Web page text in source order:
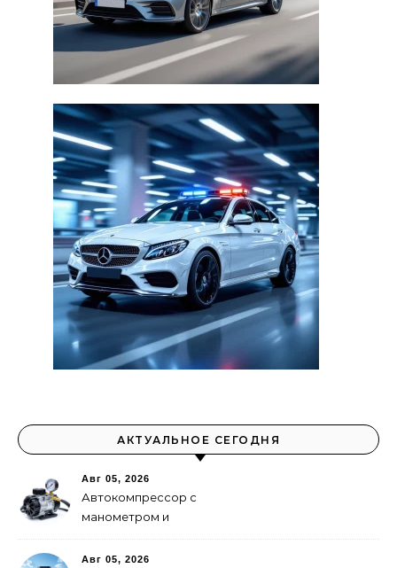
АКТУАЛЬНОЕ СЕГОДНЯ
Авг 05, 2026
Автокомпрессор с
манометром и
выбрать
Авг 05, 2026